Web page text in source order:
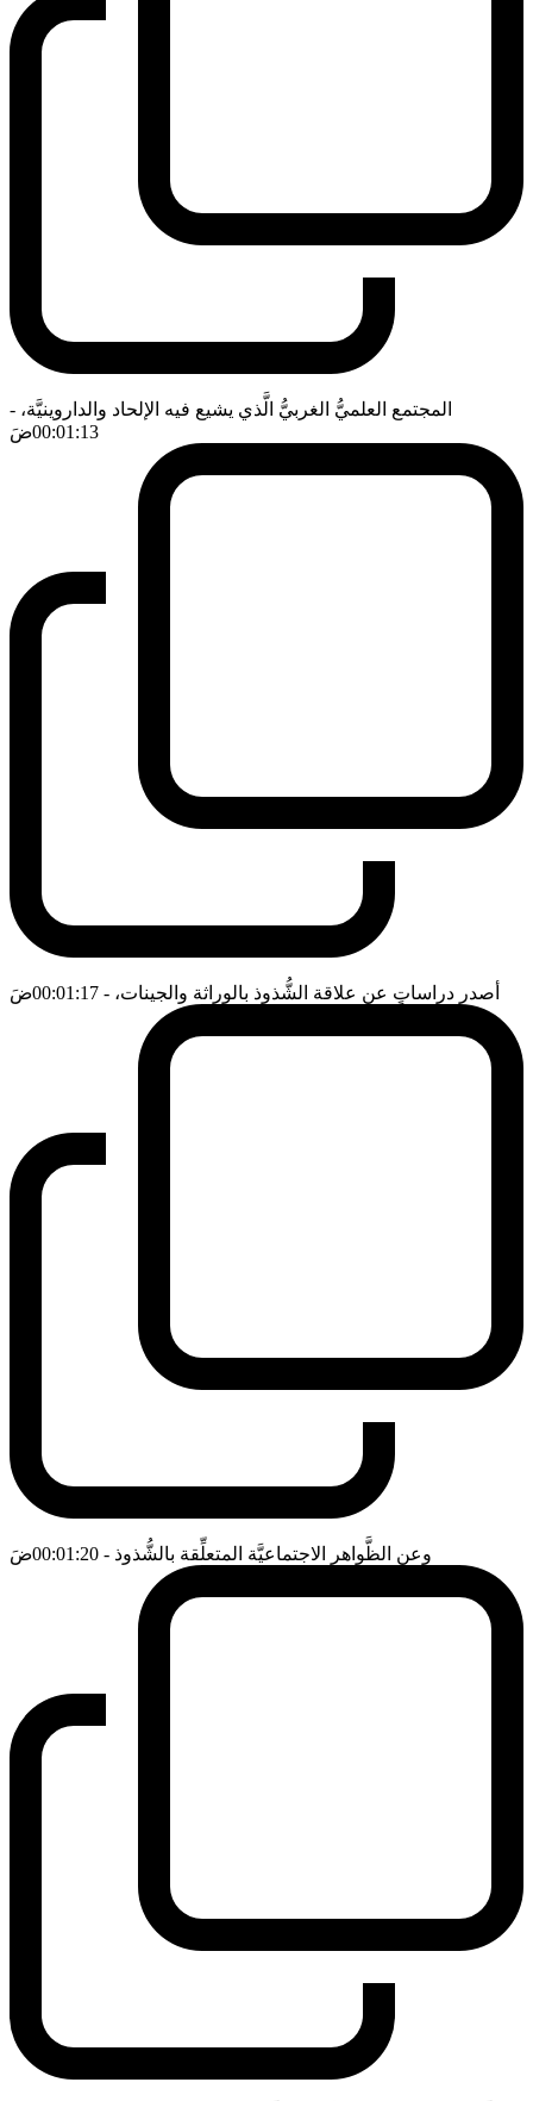
المجتمع العلميُّ الغربيُّ الَّذي يشيع فيه الإلحاد والداروينيَّة، -
00:01:13ضَ
أصدر دراساتٍ عن علاقة الشُّذوذ بالوراثة والجينات، - 00:01:17 ضَ
وعن الظَّواهر الاجتماعيَّة المتعلِّقة بالشُّذوذ - 00:01:20 ضَ